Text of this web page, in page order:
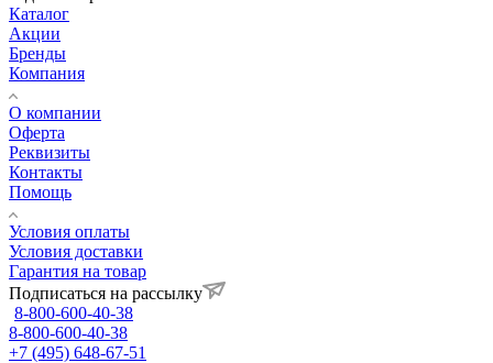
Каталог
Акции
Бренды
Компания
О компании
Оферта
Реквизиты
Контакты
Помощь
Условия оплаты
Условия доставки
Гарантия на товар
Подписаться на рассылку
8-800-600-40-38
8-800-600-40-38
+7 (495) 648-67-51